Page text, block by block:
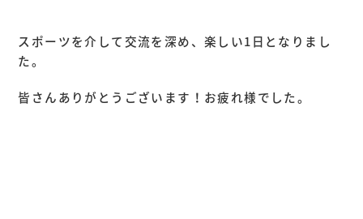
スポーツを介して交流を深め、楽しい1日となりまし
た。
皆さんありがとうございます！お疲れ様でした。